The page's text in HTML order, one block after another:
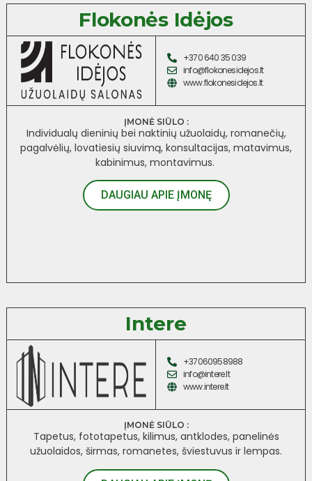
Flokonės Idėjos
+370 640 35 039
info@flokonesidejos.lt
www.flokonesidejos.lt
ĮMONĖ SIŪLO :
Individualų dieninių bei naktinių užuolaidų, romanečių,
pagalvėlių, lovatiesių siuvimą, konsultacijas, matavimus,
kabinimus, montavimus.
DAUGIAU APIE ĮMONĘ
Intere
+37060958988
info@intere.lt
www.intere.lt
ĮMONĖ SIŪLO :
Tapetus, fototapetus, kilimus, antklodes, panelinės
užuolaidos, širmas, romanetes, šviestuvus ir lempas.